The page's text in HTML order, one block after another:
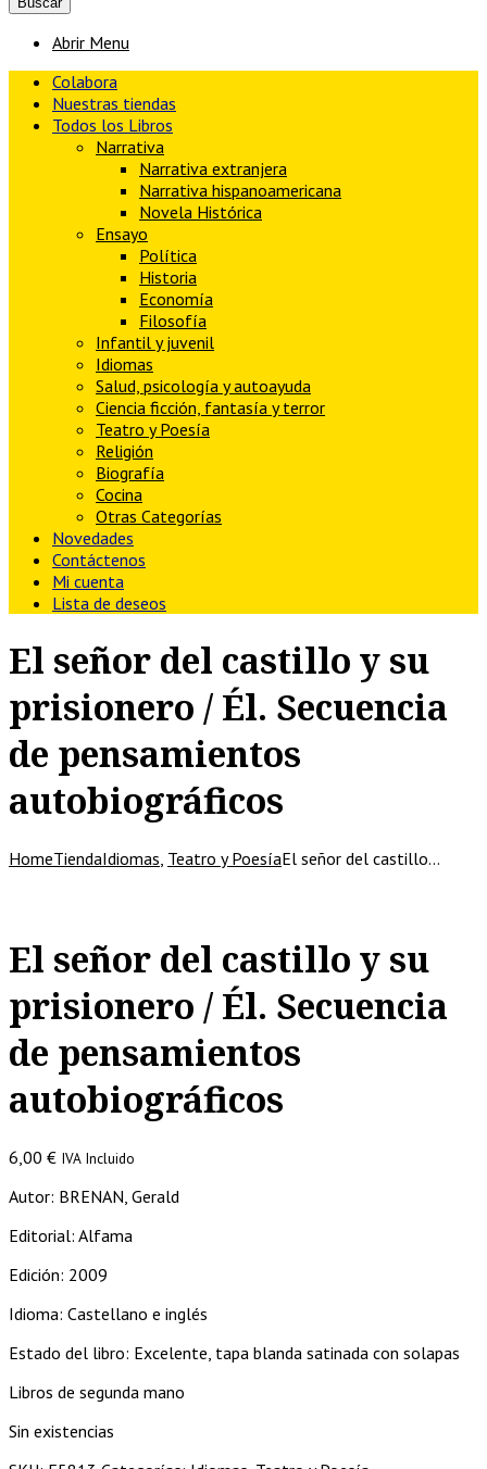
Abrir Menu
Colabora
Nuestras tiendas
Todos los Libros
Narrativa
Narrativa extranjera
Narrativa hispanoamericana
Novela Histórica
Ensayo
Política
Historia
Economía
Filosofía
Infantil y juvenil
Idiomas
Salud, psicología y autoayuda
Ciencia ficción, fantasía y terror
Teatro y Poesía
Religión
Biografía
Cocina
Otras Categorías
Novedades
Contáctenos
Mi cuenta
Lista de deseos
El señor del castillo y su
prisionero / Él. Secuencia
de pensamientos
autobiográficos
HomeTiendaIdiomas Teatro y PoesíaEl señor del castillo…
El señor del castillo y su
prisionero / Él. Secuencia
de pensamientos
autobiográficos
6,00 € IVA Incluido
Autor: BRENAN, Gerald
Editorial: Alfama
Edición: 2009
Idioma: Castellano e inglés
Estado del libro: Excelente, tapa blanda satinada con solapas
Libros de segunda mano
Sin existencias